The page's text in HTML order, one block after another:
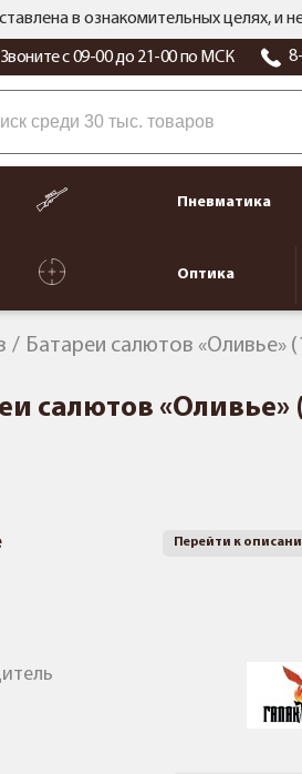
в ознакомительных целях,
Звоните с 09-00 до 21-00 по МСК
Пневматика
Оптика
Батареи салютов «Оливье»
салютов «Оливье»
Перейти к